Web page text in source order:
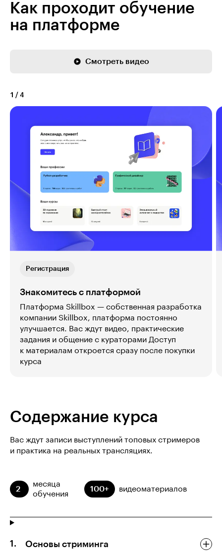
Как проходит обучение
на платформе
Смотреть видео
1 / 4
Регистрация
Знакомитесь с платформой
Платформа Skillbox — собственная разработка
компании Skillbox, платформа постоянно
улучшается. Вас ждут видео, практические
задания и общение с кураторами Доступ
к материалам откроется сразу после покупки
курса
Содержание курса
Вас ждут записи выступлений топовых стримеров
и практика на реальных трансляциях.
2
месяца
обучения
100+ видеоматериалов
Основы стриминга